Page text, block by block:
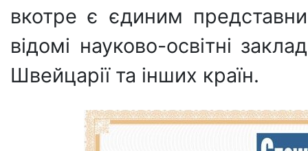
вкотре є єдиним
відомі науково-освітні
Швейцарії та інших країн.